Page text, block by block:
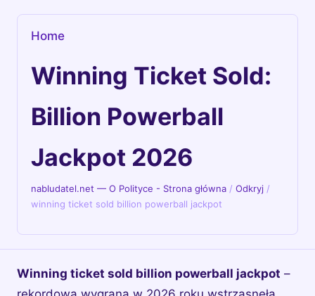
Home
Winning Ticket Sold:
Billion Powerball
Jackpot 2026
nabludatel.net — O Polityce - Strona główna /Odkryj /
winning ticket sold billion powerball jackpot
Winning ticket sold billion powerball jackpot –